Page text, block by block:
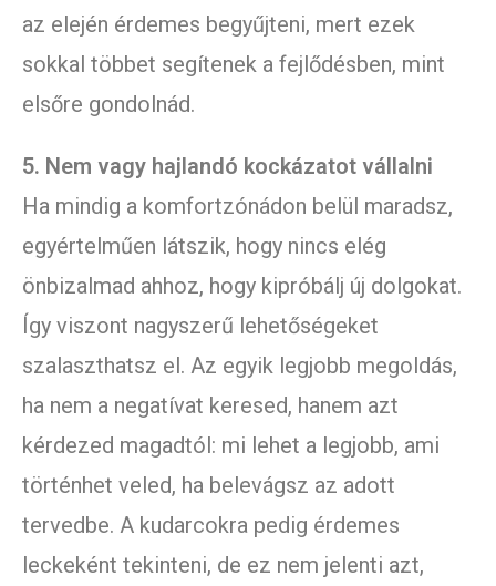
az elején érdemes begyűjteni, mert ezek
sokkal többet segítenek a fejlődésben, mint
elsőre gondolnád.
5. Nem vagy hajlandó kockázatot vállalni
Ha mindig a komfortzónádon belül maradsz,
egyértelműen látszik, hogy nincs elég
önbizalmad ahhoz, hogy kipróbálj új dolgokat.
Így viszont nagyszerű lehetőségeket
szalaszthatsz el. Az egyik legjobb megoldás,
ha nem a negatívat keresed, hanem azt
kérdezed magadtól: mi lehet a legjobb, ami
történhet veled, ha belevágsz az adott
tervedbe. A kudarcokra pedig érdemes
leckeként tekinteni, de ez nem jelenti azt,